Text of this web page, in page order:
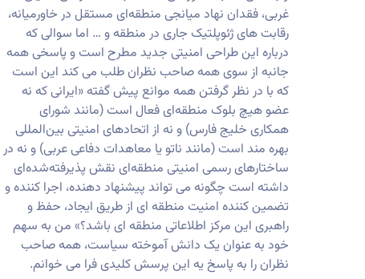
غربی، فقدان نهاد میانجی منطقه‌ای مستقل در خاورمیانه،
رقابت های ژئوپلتیک جاری در منطقه و … اما سوالی که
درباره این طراحی امنیتی جدید مطرح است و پاسخی همه
جانبه از سوی همه صاحب نظران طلب می کند این است
که با در نظر گرفتن همه موانع پیش گفته «ایرانی که نه
عضو هیچ بلوک منطقه‌ای فعال است (مانند شورای
همکاری خلیج فارس) و نه از اتحادهای امنیتی بین‌المللی
بهره‌ مند است (مانند ناتو یا معاهدات دفاعی عربی) و نه در
ساختارهای رسمی امنیتی منطقه‌ای نقش پذیرفته‌شده‌ای
داشته است چگونه می تواند پیشنهاد دهنده، اجرا کننده و
تضمین کننده امنیت منطقه ای از طریق ایجاد، حفظ و
راهبری این مرکز اطلاعاتی منطقه ای باشد؟» من به سهم
خود به عنوان یک دانش آموخته سیاست، همه صاحب
نظران را به پاسخ یه این پرسش کلیدی فرا می خوانم.